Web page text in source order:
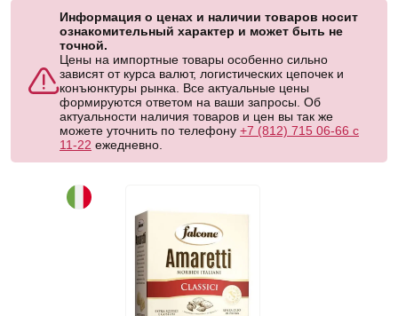
Информация о ценах и наличии товаров носит
ознакомительный характер и может быть не
точной.
Цены на импортные товары особенно сильно
зависят от курса валют, логистических цепочек и
конъюнктуры рынка. Все актуальные цены
формируются ответом на ваши запросы. Об
актуальности наличия товаров и цен вы так же
можете уточнить по телефону +7 (812) 715 06-66 с
11-22 ежедневно.